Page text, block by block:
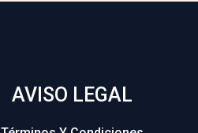
AVISO LEGAL